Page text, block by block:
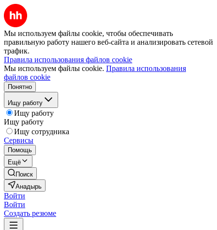
Мы используем файлы cookie, чтобы обеспечивать
правильную работу нашего веб-сайта и анализировать сетевой
трафик.
Правила использования файлов cookie
Мы используем файлы cookie. Правила использования
файлов cookie
Понятно
Ищу работу
Ищу работу
Ищу работу
Ищу сотрудника
Сервисы
Помощь
Ещё
Поиск
Анадырь
Войти
Войти
Создать резюме